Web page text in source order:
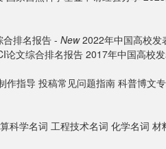
排名报告 - New 2022年中国高校发
论文综合排名报告 2017年中国高校
作指导 投稿常见问题指南 科普博文
科学名词 工程技术名词 化学名词 材